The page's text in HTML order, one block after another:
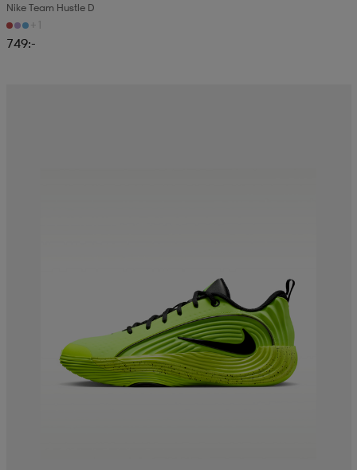
Nike Team Hustle D
+1
749:-